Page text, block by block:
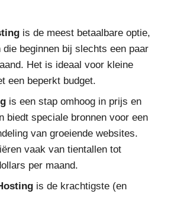
is de meest betaalbare optie,
die beginnen bij slechts een paar
Het is ideaal voor kleine
een beperkt budget.
is een stap omhoog in prijs en
biedt speciale bronnen voor een
van groeiende websites.
vaak van tientallen tot
per maand.
is de krachtigste (en